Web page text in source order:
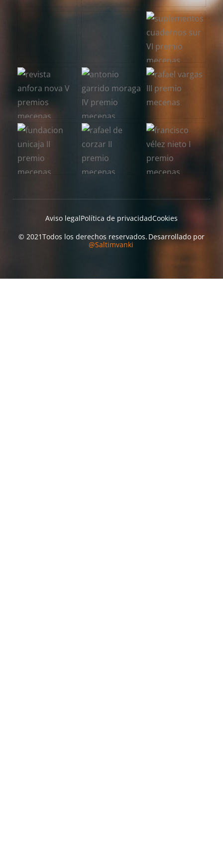
Aviso legalPolítica de privacidadCookies
© 2021Todos los derechos reservados. Desarrollado por
@Saltimvanki